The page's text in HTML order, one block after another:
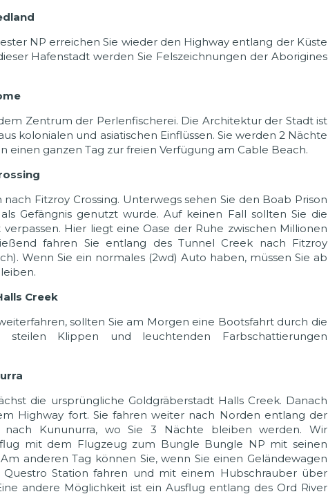
NP erreichen Sie wieder den Highway entlang der Küste
Hafenstadt werden Sie Felszeichnungen der Aborigines
Zentrum der Perlenfischerei. Die Architektur der Stadt ist
kolonialen und asiatischen Einflüssen. Sie werden 2 Nächte
einen ganzen Tag zur freien Verfügung am Cable Beach.
Fitzroy Crossing. Unterwegs sehen Sie den Boab Prison
Gefängnis genutzt wurde. Auf keinen Fall sollten Sie die
Hier liegt eine Oase der Ruhe zwischen Millionen
fahren Sie entlang des Tunnel Creek nach Fitzroy
Wenn Sie ein normales (2wd) Auto haben, müssen Sie ab
Creek
sollten Sie am Morgen eine Bootsfahrt durch die
steilen Klippen und leuchtenden Farbschattierungen
die ursprüngliche Goldgräberstadt Halls Creek. Danach
Highway fort. Sie fahren weiter nach Norden entlang der
nach Kununurra, wo Sie 3 Nächte bleiben werden. Wir
mit dem Flugzeug zum Bungle Bungle NP mit seinen
anderen Tag können Sie, wenn Sie einen Geländewagen
Station fahren und mit einem Hubschrauber über
andere Möglichkeit ist ein Ausflug entlang des Ord River